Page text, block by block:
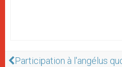
Participation à l'angélus